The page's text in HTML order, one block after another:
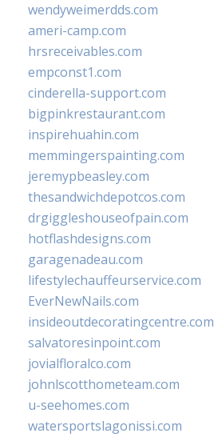
wendyweimerdds.com
ameri-camp.com
hrsreceivables.com
empconst1.com
cinderella-support.com
bigpinkrestaurant.com
inspirehuahin.com
memmingerspainting.com
jeremypbeasley.com
thesandwichdepotcos.com
drgiggleshouseofpain.com
hotflashdesigns.com
garagenadeau.com
lifestylechauffeurservice.com
EverNewNails.com
insideoutdecoratingcentre.com
salvatoresinpoint.com
jovialfloralco.com
johnlscotthometeam.com
u-seehomes.com
watersportslagonissi.com